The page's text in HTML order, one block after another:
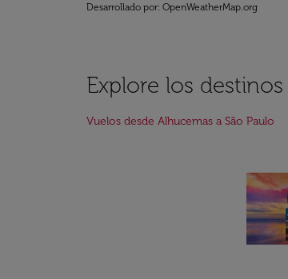
Desarrollado por: OpenWeatherMap.org
Explore los
Vuelos desde Alhucemas a São Paulo